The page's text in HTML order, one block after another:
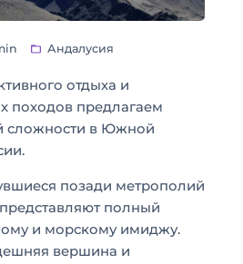
Андалусия
отдыха и
походов предлагаем
сложности в Южной
позади метрополий
полный
и морскому имиджу.
вершина и